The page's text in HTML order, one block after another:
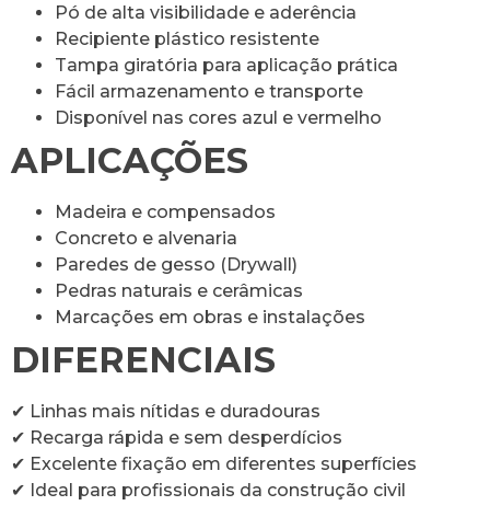
Pó de alta visibilidade e aderência
Recipiente plástico resistente
Tampa giratória para aplicação prática
Fácil armazenamento e transporte
Disponível nas cores azul e vermelho
APLICAÇÕES
Madeira e compensados
Concreto e alvenaria
Paredes de gesso (Drywall)
Pedras naturais e cerâmicas
Marcações em obras e instalações
DIFERENCIAIS
✔ Linhas mais nítidas e duradouras
✔ Recarga rápida e sem desperdícios
✔ Excelente fixação em diferentes superfícies
✔ Ideal para profissionais da construção civil